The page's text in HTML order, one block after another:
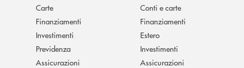
Carte
Finanziamenti
Investimenti
Previdenza
Assicurazioni
Conti e carte
Finanziamenti
Estero
Investimenti
Assicurazioni